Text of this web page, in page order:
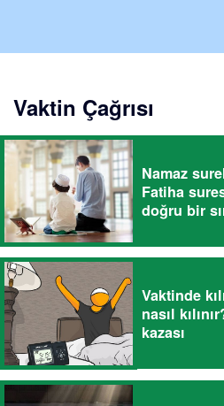
Vaktin Çağrısı
Namaz
Fatiha
doğru bir
Vaktinde
nasıl
kazası